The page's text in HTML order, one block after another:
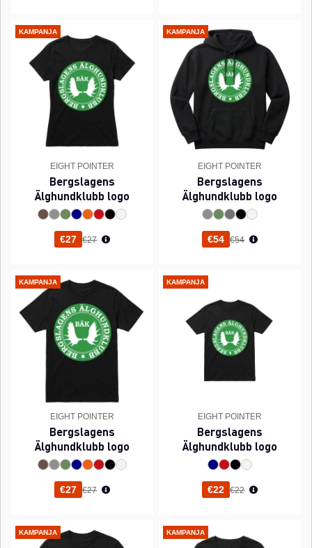
KAMPANJA
EIGHT POINTER
Bergslagens
Älghundklubb logo
€27 Normaali hinta
€27
KAMPANJA
EIGHT POINTER
Bergslagens
Älghundklubb logo
€54 Normaali hinta
€54
KAMPANJA
EIGHT POINTER
Bergslagens
Älghundklubb logo
€27 Normaali hinta
€27
KAMPANJA
EIGHT POINTER
Bergslagens
Älghundklubb logo
€22 Normaali hinta
€22
KAMPANJA KAMPANJA